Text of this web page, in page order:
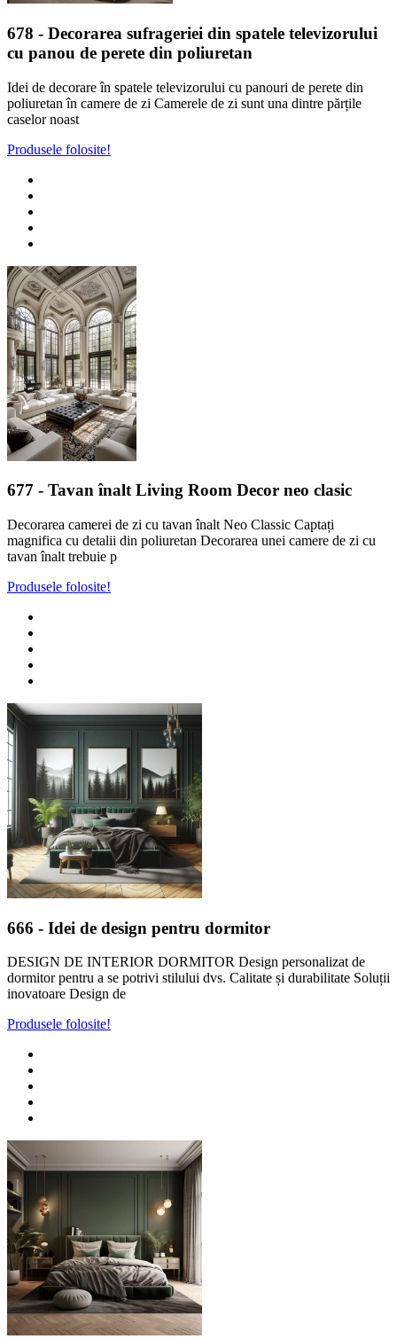
678 - Decorarea sufrageriei din spatele televizorului
cu panou de perete din poliuretan
Idei de decorare în spatele televizorului cu panouri de perete din
poliuretan în camere de zi Camerele de zi sunt una dintre părțile
caselor noast
Produsele folosite!
677 - Tavan înalt Living Room Decor neo clasic
Decorarea camerei de zi cu tavan înalt Neo Classic Captați
magnifica cu detalii din poliuretan Decorarea unei camere de zi cu
tavan înalt trebuie p
Produsele folosite!
666 - Idei de design pentru dormitor
DESIGN DE INTERIOR DORMITOR Design personalizat de
dormitor pentru a se potrivi stilului dvs. Calitate și durabilitate Soluții
inovatoare Design de
Produsele folosite!